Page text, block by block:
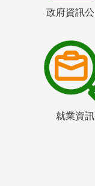
政府資訊
就業資訊